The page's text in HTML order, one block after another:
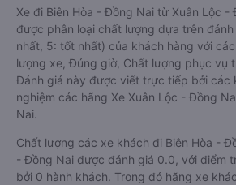
Xe đi Biên Hòa - Đồng Nai từ Xuân Lộc -
được phân loại chất lượng dựa trên
nhất, 5: tốt nhất) của khách hàng với
lượng xe, Đúng giờ, Chất lượng phục vụ
Đánh giá này được viết trực tiếp bởi các
nghiệm các hãng Xe Xuân Lộc - Đồng
Nai.
Chất lượng các xe khách đi Biên Hòa -
- Đồng Nai được đánh giá 0.0, với điểm
bởi 0 hành khách. Trong đó hãng xe